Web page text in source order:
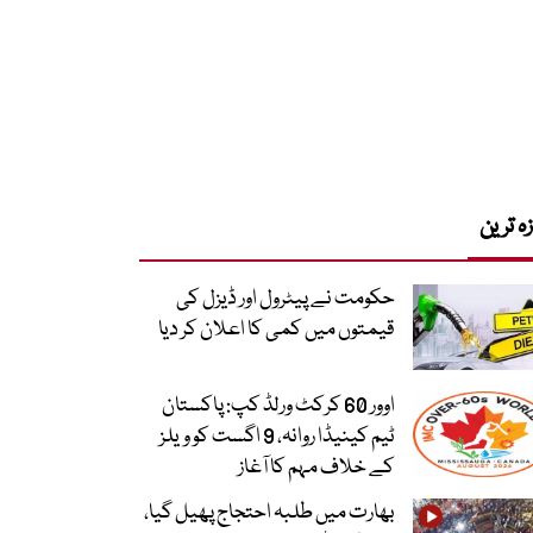
ترین
حکومت نے پیٹرول اور ڈیزل کی
قیمتوں میں کمی کا اعلان کر دیا
اوور 60 کرکٹ ورلڈ کپ: پاکستان
ٹیم کینیڈا روانہ، 9 اگست کو ویلز
کے خلاف مہم کا آغاز
بھارت میں طلبہ احتجاج پھیل گیا،